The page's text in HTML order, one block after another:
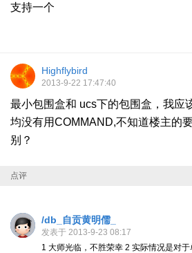
支持一个
Highflybird
2013-9-22 17:47:40
最小包围盒和 ucs下的包围盒，我应
均没有用COMMAND,不知道楼主的
别？
点评
/db_自贡黄明儒_
发表于 2013-9-23 08:17
1 大师光临，不胜荣幸 2 实际情况是对